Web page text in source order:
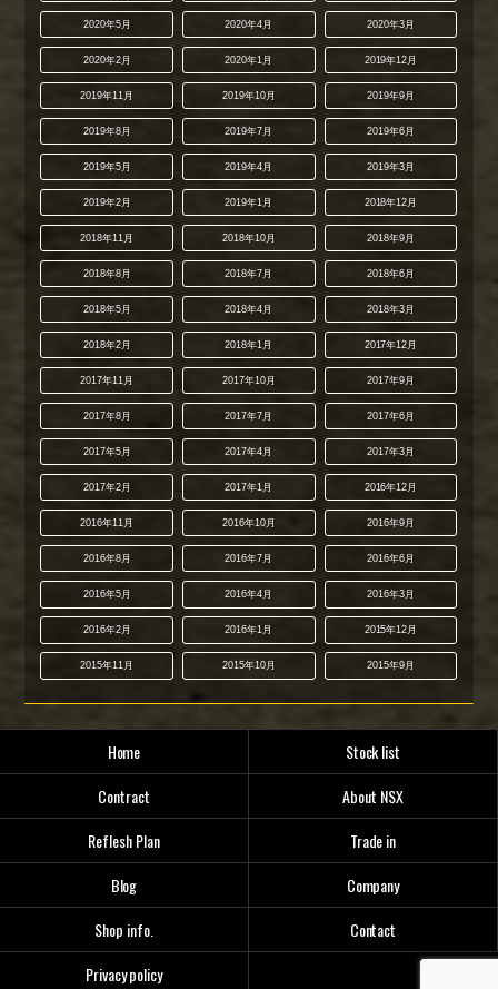
2020年5月 2020年4月 2020年3月
2020年2月 2020年1月 2019年12月
2019年11月 2019年10月 2019年9月
2019年8月 2019年7月 2019年6月
2019年5月 2019年4月 2019年3月
2019年2月 2019年1月 2018年12月
2018年11月 2018年10月 2018年9月
2018年8月 2018年7月 2018年6月
2018年5月 2018年4月 2018年3月
2018年2月 2018年1月 2017年12月
2017年11月 2017年10月 2017年9月
2017年8月 2017年7月 2017年6月
2017年5月 2017年4月 2017年3月
2017年2月 2017年1月 2016年12月
2016年11月 2016年10月 2016年9月
2016年8月 2016年7月 2016年6月
2016年5月 2016年4月 2016年3月
2016年2月 2016年1月 2015年12月
2015年11月 2015年10月 2015年9月
Home
Stock list
Contract
About NSX
Reflesh Plan
Trade in
Blog
Company
Shop info.
Contact
Privacy policy